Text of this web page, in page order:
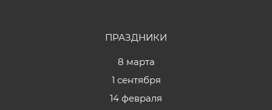
ПРАЗДНИКИ
8 марта
1 сентября
14 февраля